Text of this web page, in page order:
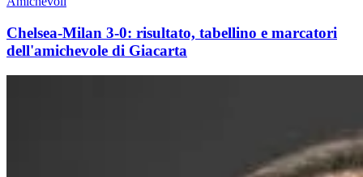
Chelsea-Milan 3-0: risultato, tabellino e marcatori
dell'amichevole di Giacarta